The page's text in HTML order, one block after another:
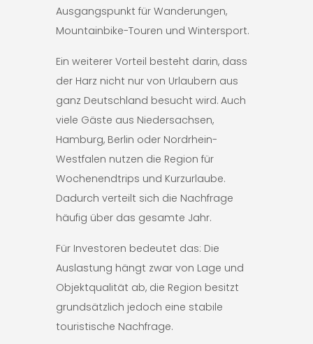
Ausgangspunkt für Wanderungen,
Mountainbike-Touren und Wintersport.
Ein weiterer Vorteil besteht darin, dass
der Harz nicht nur von Urlaubern aus
ganz Deutschland besucht wird. Auch
viele Gäste aus Niedersachsen,
Hamburg, Berlin oder Nordrhein-
Westfalen nutzen die Region für
Wochenendtrips und Kurzurlaube.
Dadurch verteilt sich die Nachfrage
häufig über das gesamte Jahr.
Für Investoren bedeutet das: Die
Auslastung hängt zwar von Lage und
Objektqualität ab, die Region besitzt
grundsätzlich jedoch eine stabile
touristische Nachfrage.